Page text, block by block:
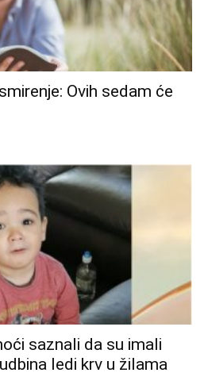
Ovih sedam će
saznali da su imali
ledi krv u žilama